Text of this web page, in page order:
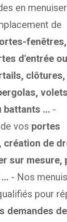
en
de
d'entrée
battants ... -
vos portes
création de
sur mesure,
- Nos
pour
demandes de